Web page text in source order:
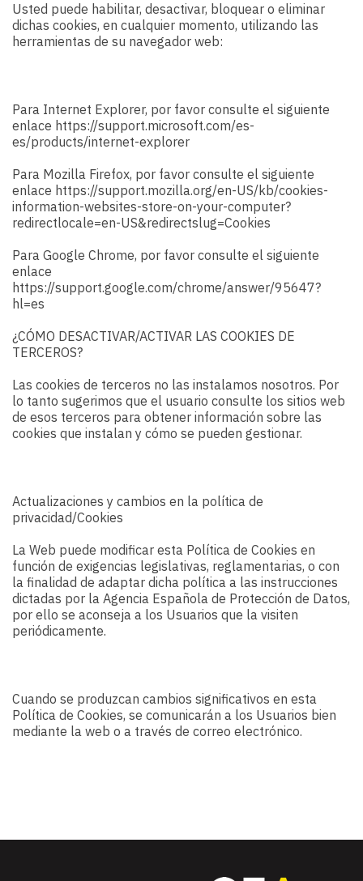
Usted puede habilitar, desactivar, bloquear o eliminar
dichas cookies, en cualquier momento, utilizando las
herramientas de su navegador web:
Para Internet Explorer, por favor consulte el siguiente
enlace https://support.microsoft.com/es-
es/products/internet-explorer
Para Mozilla Firefox, por favor consulte el siguiente
enlace https://support.mozilla.org/en-US/kb/cookies-
information-websites-store-on-your-computer?
redirectlocale=en-US&redirectslug=Cookies
Para Google Chrome, por favor consulte el siguiente
enlace
https://support.google.com/chrome/answer/95647?
hl=es
¿CÓMO DESACTIVAR/ACTIVAR LAS COOKIES DE
TERCEROS?
Las cookies de terceros no las instalamos nosotros. Por
lo tanto sugerimos que el usuario consulte los sitios web
de esos terceros para obtener información sobre las
cookies que instalan y cómo se pueden gestionar.
Actualizaciones y cambios en la política de
privacidad/Cookies
La Web puede modificar esta Política de Cookies en
función de exigencias legislativas, reglamentarias, o con
la finalidad de adaptar dicha política a las instrucciones
dictadas por la Agencia Española de Protección de Datos,
por ello se aconseja a los Usuarios que la visiten
periódicamente.
Cuando se produzcan cambios significativos en esta
Política de Cookies, se comunicarán a los Usuarios bien
mediante la web o a través de correo electrónico.